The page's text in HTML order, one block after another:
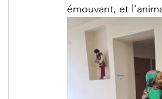
émouvant, et